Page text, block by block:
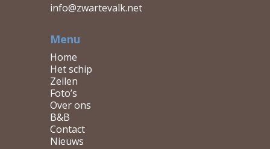
info@zwartevalk.net
Menu
Home
Het schip
Zeilen
Foto’s
Over ons
B&B
Contact
Nieuws